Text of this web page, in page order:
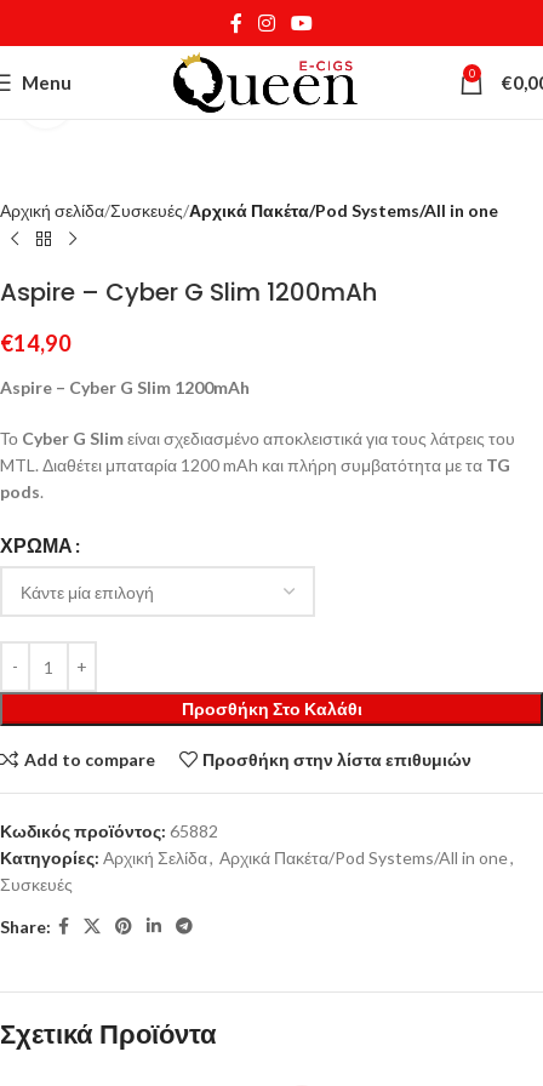
Menu 0 €
Κάντε κλικ για μεγέθυνση
Αρχική σελίδα Συσκευές Αρχικά Πακέτα/Pod Systems/All in one
Aspire – Cyber G Slim 1200mAh
€14,90
Aspire – Cyber G Slim 1200mAh
Το Cyber G Slimείναι σχεδιασμένο αποκλειστικά για τους λάτρεις του
MTL. Διαθέτει μπαταρία 1200 mAh και πλήρη συμβατότητα με τα TG
pods.
ΧΡΏΜΑ
Προσθήκη Στο Καλάθι
Add to compare Προσθήκη στην λίστα επιθυμιών
Κωδικός προϊόντος: 65882
Κατηγορίες: Αρχική Σελίδα, Αρχικά Πακέτα/Pod Systems/All in one,
Συσκευές
Share:
Σχετικά Προϊόντα